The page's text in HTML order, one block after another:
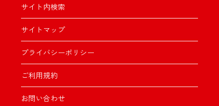
サイト内検索
サイトマップ
プライバシーポリシー
ご利用規約
お問い合わせ